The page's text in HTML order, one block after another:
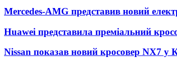
Mercedes-AMG представив новий
Huawei представила преміальний
Nissan показав новий кросовер NX7 у